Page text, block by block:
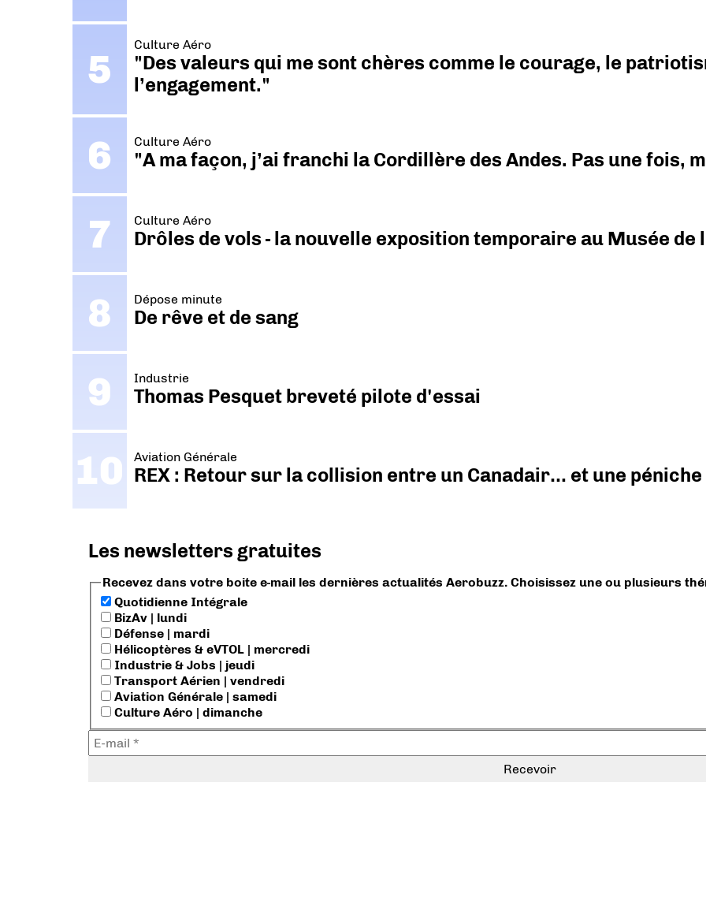
Culture Aéro
"Des valeurs qui me sont chères comme le courage, le
l’engagement."
Culture Aéro
"A ma façon, j’ai franchi la Cordillère des Andes. Pas une fois,
Culture Aéro
Drôles de vols - la nouvelle exposition temporaire au Musée de
Dépose minute
De rêve et de sang
Industrie
Thomas Pesquet breveté pilote d'essai
Aviation Générale
REX : Retour sur la collision entre un Canadair… et une péniche
Les newsletters gratuites
Recevez dans votre boite e-mail les dernières actualités Aerobuzz. Choisissez une ou plusieurs
Quotidienne Intégrale
BizAv | lundi
Défense | mardi
Hélicoptères & eVTOL | mercredi
Industrie & Jobs | jeudi
Transport Aérien | vendredi
Aviation Générale | samedi
Culture Aéro | dimanche